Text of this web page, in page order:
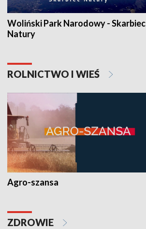
Woliński Park Narodowy - Skarbiec
Natury
ROLNICTWO I WIEŚ
Agro-szansa
ZDROWIE